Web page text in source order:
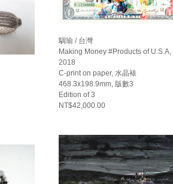
騆瑜 / 台灣
Making Money #Products of U.S.A,
2018
C-print on paper, 水晶裱
468.3x198.9mm, 版數3
Edition of 3
NT$42,000.00